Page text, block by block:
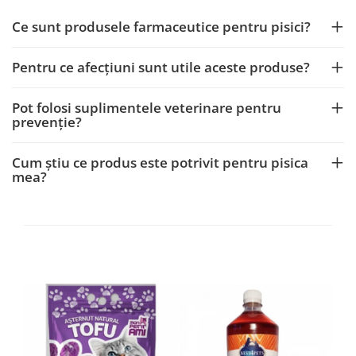
Ce sunt produsele farmaceutice pentru pisici?
Pentru ce afecțiuni sunt utile aceste produse?
Pot folosi suplimentele veterinare pentru
prevenție?
Cum știu ce produs este potrivit pentru pisica
mea?